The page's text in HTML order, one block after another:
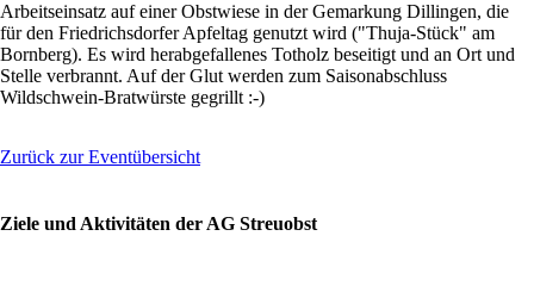
Arbeitseinsatz auf einer Obstwiese in der Gemarkung Dillingen, die
für den Friedrichsdorfer Apfeltag genutzt wird ("Thuja-Stück" am
Bornberg). Es wird herabgefallenes Totholz beseitigt und an Ort und
Stelle verbrannt. Auf der Glut werden zum Saisonabschluss
Wildschwein-Bratwürste gegrillt :-)
Zurück zur Eventübersicht
Ziele und Aktivitäten der AG Streuobst